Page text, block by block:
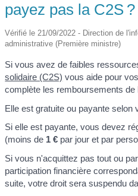
payez pas la C2S ?
Vérifié le 21/09/2022 - Direction de
administrative (Première ministre)
Si vous avez de faibles
solidaire (C2S) vous aide pour
complète les remboursements de
Elle est gratuite ou payante selon
Si elle est payante, vous devez
(moins de 1 € par jour et par
Si vous n'acquittez pas tout ou
participation financière
suite, votre droit sera suspendu